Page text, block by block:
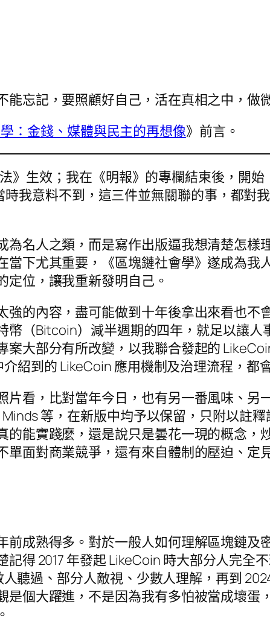
忘記，要照顧好自己，活在真相之中，做
：金錢、媒體與民主的再想像》前言。
》生效；我在《明報》的專欄結束後，開
我意料不到，這三件並無關聯的事，都對
名人之類，而是寫作出版逼我想清楚怎樣
下尤其重要，《區塊鏈社會學》遂成為我
位，讓我重新發明自己。
的內容，盡可能做到十年後拿出來看也不
（Bitcoin）減半週期的四年，就足以讓人
大部分有所改變，以我聯合發起的
紹到的 LikeCoin 應用機制及治理流程，都
看，比對當年今日，也有另一番風味、另
等，在新版中均予以保留，只附以註
能實踐麼，還是說只是曇花一現的概念，
面對商業競爭，還有來自體制的壓迫、定
成熟得多。對於一般人如何理解區塊鏈及
得 2017 年發起 LikeCoin 時大部分人完全
聽過、部分人敵視、少數人理解，再到
個大躍進，不是因為我有多怕被當成壞蛋